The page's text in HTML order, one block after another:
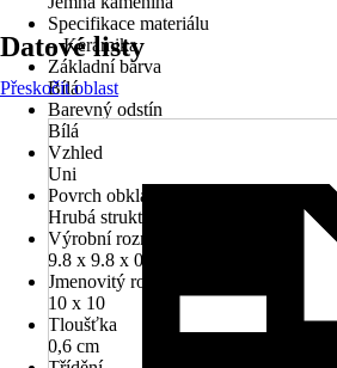
Specifikace materiálu
-, Keramika
Základní barva
Bílá
Barevný odstín
Bílá
Vzhled
Uni
Povrch obkladů/dlažeb
Hrubá struktura
Výrobní rozměry ŠxDxT v cm
9.8 x 9.8 x 0.6 cm
Jmenovitý rozměr v cm
10 x 10
Tloušťka
0,6 cm
Datové listy
Přeskočit oblast